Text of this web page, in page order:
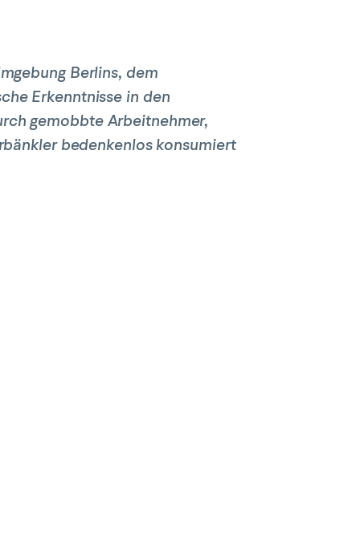
Berlins, dem
Erkenntnisse in den
gemobbte Arbeitnehmer,
bedenkenlos konsumiert